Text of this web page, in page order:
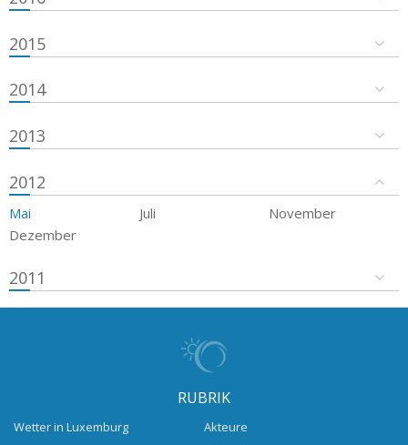
2015
2014
2013
2012
Mai Juli
November
Dezember
2011
RUBRIK
Wetter in Luxemburg
Akteure